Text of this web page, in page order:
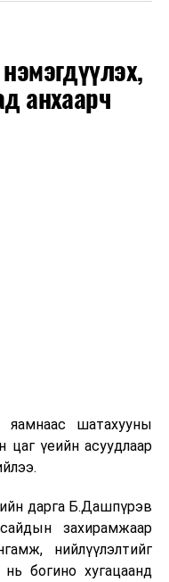
буй бөгөөд
хүчний асар их
Элчин сайд Башак
жилүүдэд тус улс
хүч үйлдвэрлэхэд
эх үүсвэрээс гарган
дахин сургах,
эрчим хүчний
хугацаанд ахиц
мөн илэрхийллээ.
анхаарч
шатахууны
цаг үеийн асуудлаар
дарга Б.Дашпүрэв
захирамжаар
нийлүүлэлтийг
богино хугацаанд